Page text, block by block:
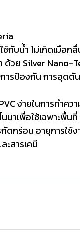
กับน้ำ ไม่เกิดเมือก
ด้วย Silver Nano-
ารป้องกัน การอุดตั
ง่ายในการทำคว
เพื่อใช้เฉพาะพื้น
กร่อน อายุการใช้ง
สารเคมี